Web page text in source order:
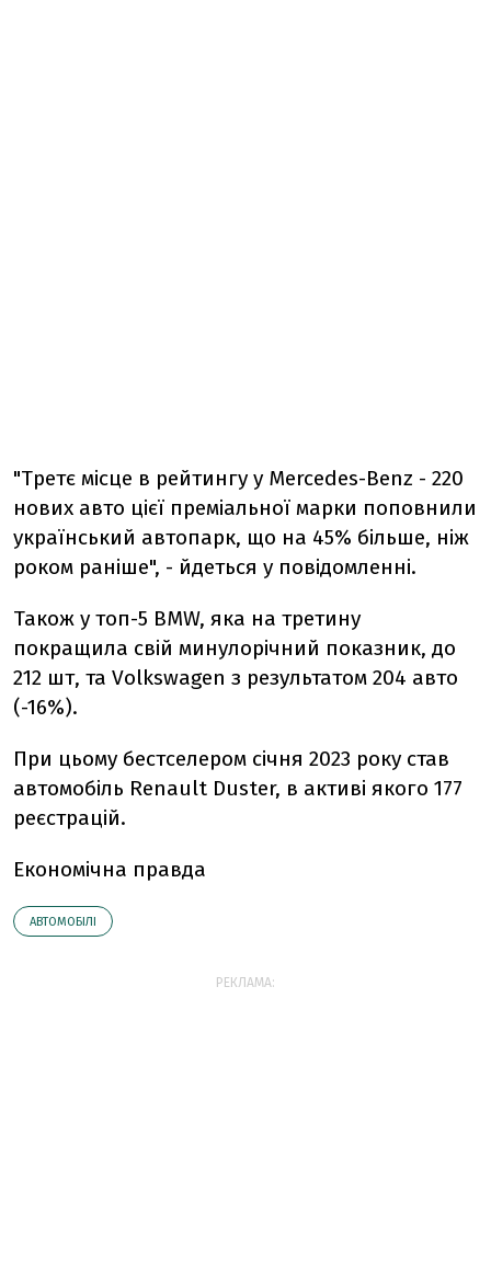
"Третє місце в рейтингу у Mercedes-Benz - 220
нових авто цієї преміальної марки поповнили
український автопарк, що на 45% більше, ніж
роком раніше", - йдеться у повідомленні.
Також у топ-5 BMW, яка на третину
покращила свій минулорічний показник, до
212 шт, та Volkswagen з результатом 204 авто
(-16%).
При цьому бестселером січня 2023 року став
автомобіль Renault Duster, в активі якого 177
реєстрацій.
Економічна правда
АВТОМОБІЛІ
РЕКЛАМА: